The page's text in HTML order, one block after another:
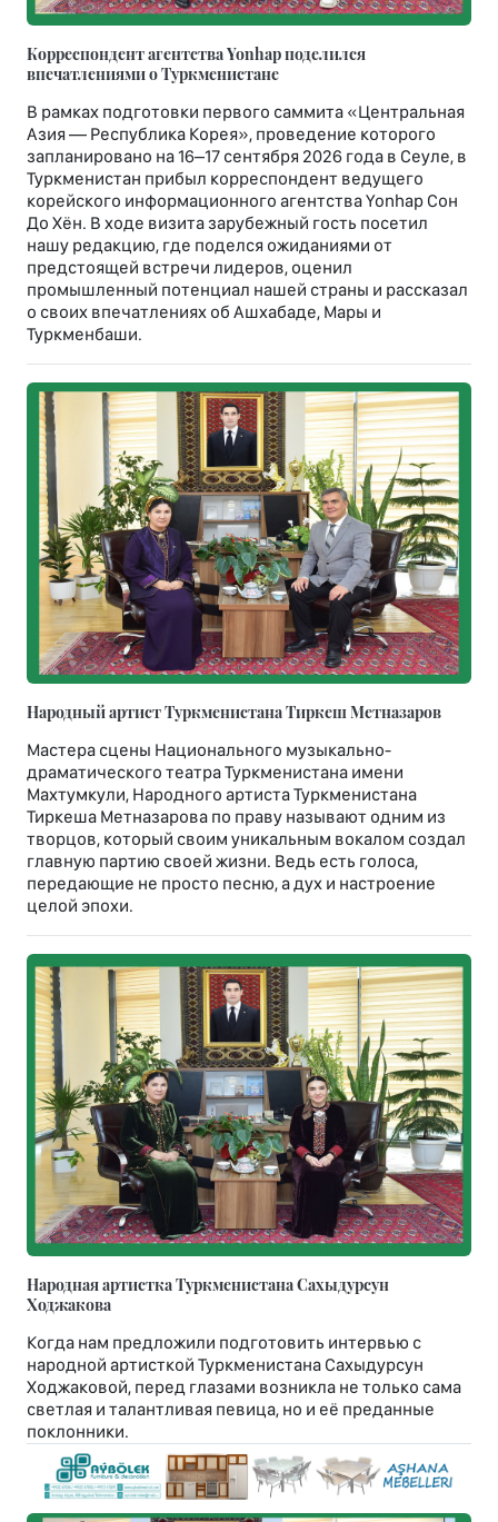
Корреспондент агентства Yonhap поделился
впечатлениями о Туркменистане
В рамках подготовки первого саммита «Центральная
Азия — Республика Корея», проведение которого
запланировано на 16–17 сентября 2026 года в Сеуле, в
Туркменистан прибыл корреспондент ведущего
корейского информационного агентства Yonhap Сон
До Хён. В ходе визита зарубежный гость посетил
нашу редакцию, где поделся ожиданиями от
предстоящей встречи лидеров, оценил
промышленный потенциал нашей страны и рассказал
о своих впечатлениях об Ашхабаде, Мары и
Туркменбаши.
Народный артист Туркменистана Тиркеш Мeтназаров
Мастера сцены Национального музыкально-
драматического театра Туркменистана имени
Махтумкули, Народного артиста Туркменистана
Тиркеша Метназарова по праву называют одним из
творцов, который своим уникальным вокалом создал
главную партию своей жизни. Ведь есть голоса,
передающие не просто песню, а дух и настроение
целой эпохи.
Народная артистка Туркменистана Сахыдурсун
Ходжакова
Когда нам предложили подготовить интервью с
народной артисткой Туркменистана Сахыдурсун
Ходжаковой, перед глазами возникла не только сама
светлая и талантливая певица, но и её преданные
поклонники.